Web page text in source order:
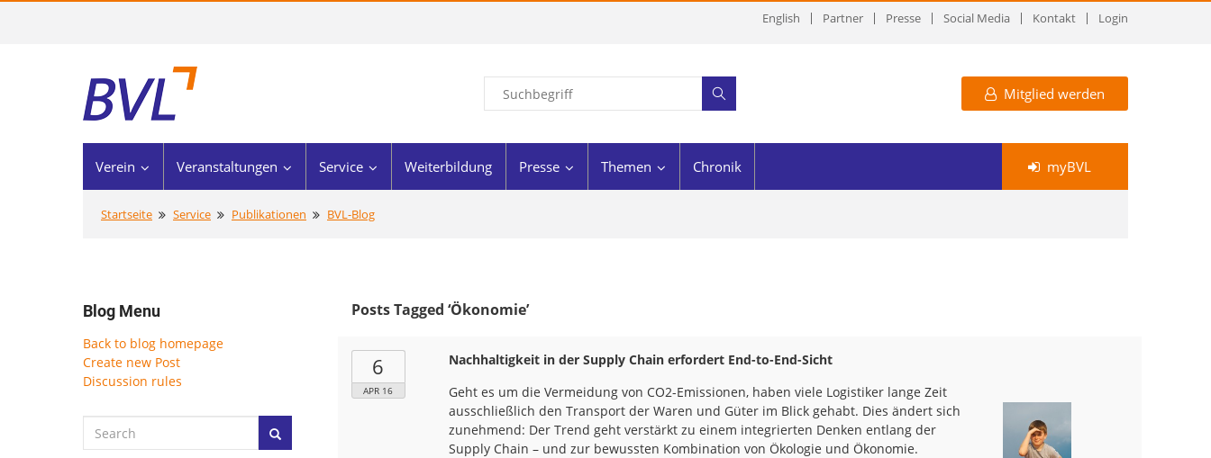
English Partner Presse Social Media Kontakt Login
Mitglied werden
Verein Veranstaltungen Service Weiterbildung Presse Themen Chronik myBVL
Startseite Service Publikationen BVL-Blog
Blog Menu
Back to blog homepage
Create new Post
Discussion rules
Posts Tagged ‘Ökonomie’
6
APR 16
Nachhaltigkeit in der Supply Chain erfordert End-to-End-Sicht
Geht es um die Vermeidung von CO2-Emissionen, haben viele Logistiker lange Zeit
ausschließlich den Transport der Waren und Güter im Blick gehabt. Dies ändert sich
zunehmend: Der Trend geht verstärkt zu einem integrierten Denken entlang der
Supply Chain – und zur bewussten Kombination von Ökologie und Ökonomie.